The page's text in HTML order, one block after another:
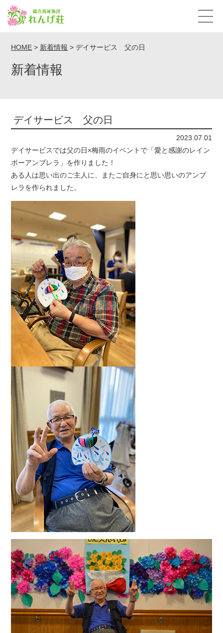
HOME > 新着情報 >デイサービス 父の日
新着情報
デイサービス 父の日
2023.07.01
デイサービスでは父の日×梅雨のイベントで「愛と感謝のレイン
ボーアンブレラ」を作りました！
ある人は思い出のご主人に、またご自身にと思い思いのアンブ
レラを作られました。